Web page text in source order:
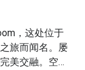
，这处位于
旅而闻名。屡
美交融。空气